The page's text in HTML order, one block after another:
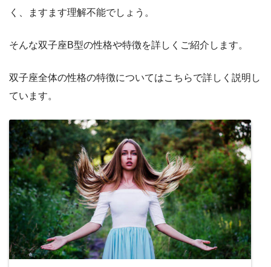
く、ますます理解不能でしょう。
そんな双子座B型の性格や特徴を詳しくご紹介します。
双子座全体の性格の特徴についてはこちらで詳しく説明し
ています。